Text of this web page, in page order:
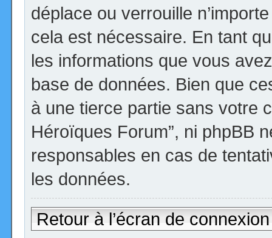
déplace ou verrouille
cela est nécessaire. En tant
les informations que vous
base de données. Bien que
à une tierce partie sans votre
Héroïques Forum”, ni phpBB
responsables en cas de
les données.
Retour à l’écran de connexion